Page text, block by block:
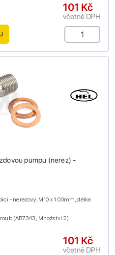
101 Kč
včetně DPH
pumpu (nerez) -
- nerezový, M10 x 1.00mm, délka
(AB7343 , Množství 2)
101 Kč
včetně DPH